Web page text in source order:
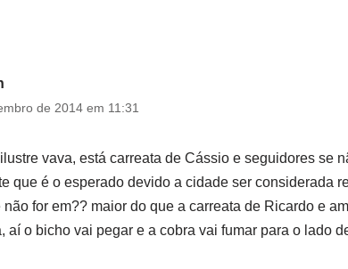
de 2014 em 11:31
vava, está carreata de Cássio e seguidores se
que é o esperado devido a cidade ser considerada
não for em?? maior do que a carreata de Ricardo e
aí o bicho vai pegar e a cobra vai fumar para o lado